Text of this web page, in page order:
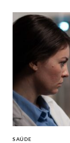
SAÚDE